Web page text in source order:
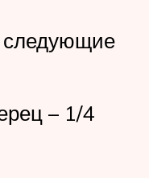
– 1/4